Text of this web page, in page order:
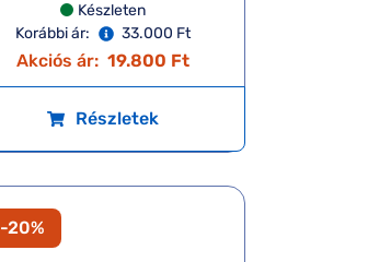
Készleten
Korábbi ár:
33.000 Ft
Akciós ár: 19.800 Ft
Részletek
-20%